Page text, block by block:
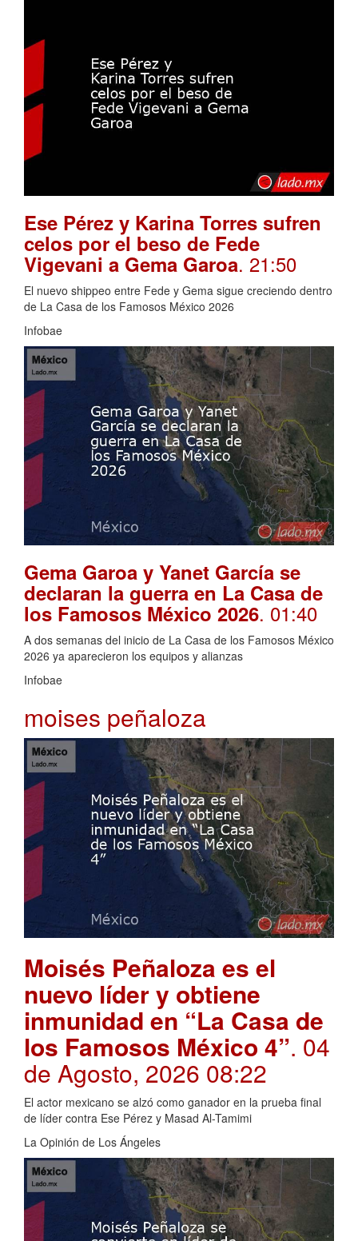
Ese Pérez y Karina Torres sufren
celos por el beso de Fede
Vigevani a Gema Garoa. 21:50
El nuevo shippeo entre Fede y Gema sigue creciendo dentro
de La Casa de los Famosos México 2026
Infobae
Gema Garoa y Yanet García se
declaran la guerra en La Casa de
los Famosos México 2026. 01:40
A dos semanas del inicio de La Casa de los Famosos México
2026 ya aparecieron los equipos y alianzas
Infobae
moises peñaloza
Moisés Peñaloza es el
nuevo líder y obtiene
inmunidad en “La Casa de
los Famosos México 4”. 04
de Agosto, 2026 08:22
El actor mexicano se alzó como ganador en la prueba final
de líder contra Ese Pérez y Masad Al-Tamimi
La Opinión de Los Ángeles